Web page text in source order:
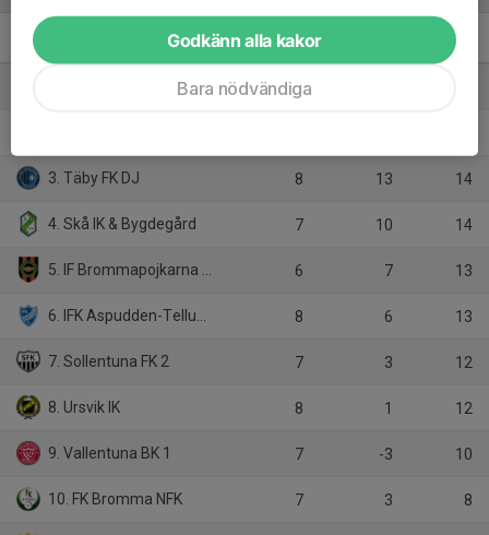
DJ- 2A M
7
3. Täby FK DJ 8 13 14
4. Skå IK & Bygdegård 7 10 14
5. IF Brommapojkarna F11U 6 7 13
6. IFK Aspudden-Tellus 1 8 6 13
7. Sollentuna FK 2 7 3 12
8. Ursvik IK 8 1 12
9. Vallentuna BK 1 7 -3 10
10. FK Bromma NFK 7 3 8
Godkänn alla kakor
Bara nödvändiga